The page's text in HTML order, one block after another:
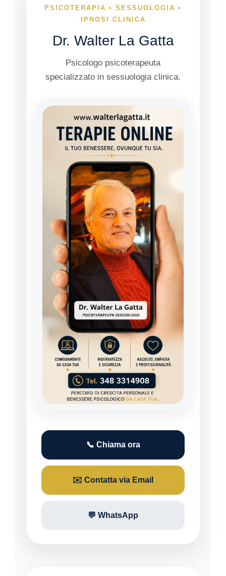
PSICOTERAPIA • SESSUOLOGIA •
IPNOSI CLINICA
Dr. Walter La Gatta
Psicologo psicoterapeuta
specializzato in sessuologia clinica.
📞 Chiama ora
✉️ Contatta via Email
💬 WhatsApp